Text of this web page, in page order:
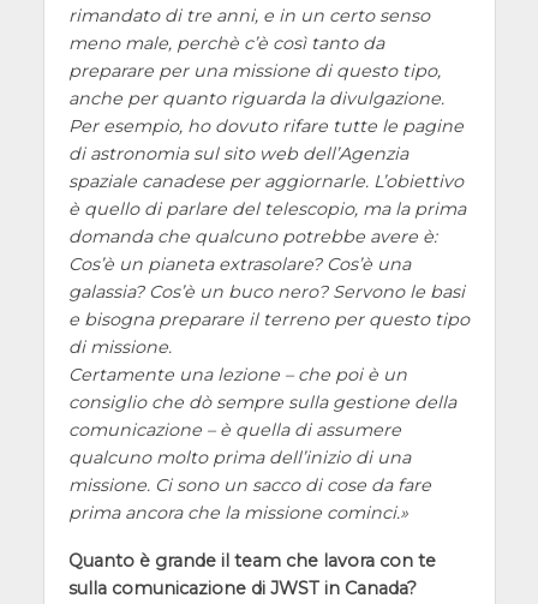
rimandato di tre anni, e in un certo senso
meno male, perchè c’è così tanto da
preparare per una missione di questo tipo,
anche per quanto riguarda la divulgazione.
Per esempio, ho dovuto rifare tutte le pagine
di astronomia sul sito web dell’Agenzia
spaziale canadese per aggiornarle. L’obiettivo
è quello di parlare del telescopio, ma la prima
domanda che qualcuno potrebbe avere è:
Cos’è un pianeta extrasolare? Cos’è una
galassia? Cos’è un buco nero? Servono le basi
e bisogna preparare il terreno per questo tipo
di missione.
Certamente una lezione – che poi è un
consiglio che dò sempre sulla gestione della
comunicazione – è quella di assumere
qualcuno molto prima dell’inizio di una
missione. Ci sono un sacco di cose da fare
prima ancora che la missione cominci.
Quanto è grande il team che lavora con te
sulla comunicazione di JWST in Canada?